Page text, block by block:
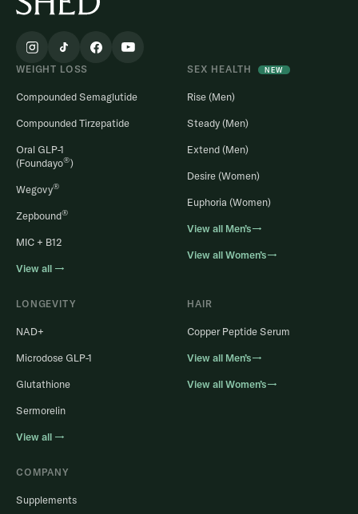
WEIGHT LOSS
Compounded Semaglutide
Compounded Tirzepatide
Oral GLP-1
(Foundayo®)
Wegovy®
Zepbound®
MIC + B12
View all →
SEX HEALTH NEW
Rise (Men)
Steady (Men)
Extend (Men)
Desire (Women)
Euphoria (Women)
View all Men’s→
View all Women’s→
LONGEVITY
NAD+
Microdose GLP-1
Glutathione
Sermorelin
View all →
HAIR
Copper Peptide Serum
View all Men’s→
View all Women’s→
COMPANY
Supplements